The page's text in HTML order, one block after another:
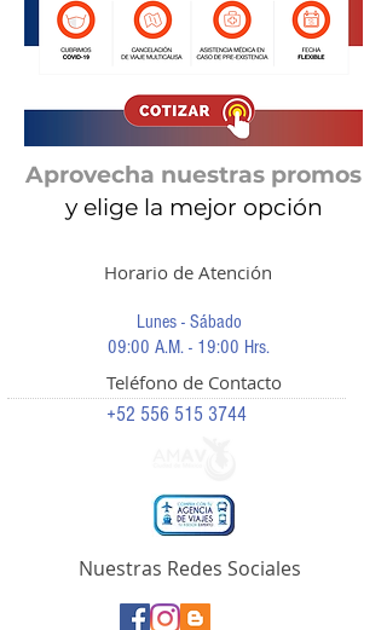
Aprovecha nuestras promos
y elige la mejor opción
Horario de Atención
Lunes - Sábado
09:00 A.M. - 19:00 Hrs.
Teléfono de Contacto
+52 556 515 3744
Nuestras Redes Sociales